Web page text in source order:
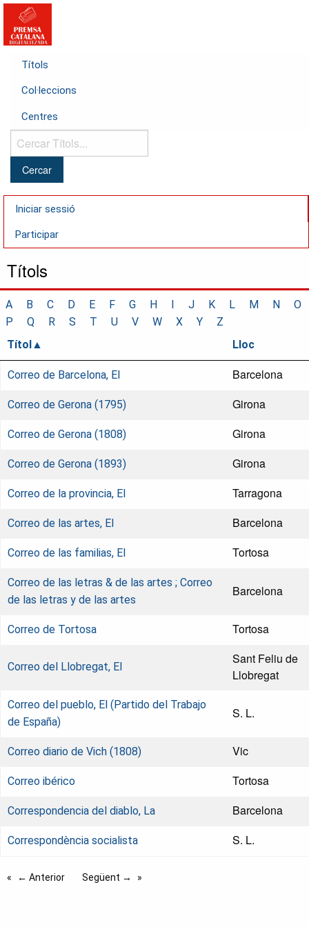
Títols
Col·leccions
Centres
Cercar
Títols...
Iniciar sessió
Participar
Títols
A B C D E F G H I J K L M N
O
P
Q R S T U V W X Y
Z
Títol
Lloc
Correo de Barcelona, El Barcelona
Correo de Gerona (1795) Girona
Correo de Gerona (1808) Girona
Correo de Gerona (1893) Girona
Correo de la provincia, El Tarragona
Correo de las artes, El Barcelona
Correo de las familias, El Tortosa
Correo de las letras & de las artes ; Correo
de las letras y de las artes
Barcelona
Correo de Tortosa Tortosa
Correo del Llobregat, El
Sant Feliu de
Llobregat
Correo del pueblo, El (Partido del Trabajo
de España)
S. L.
Correo diario de Vich (1808) Vic
Correo ibérico Tortosa
Correspondencia del diablo, La Barcelona
Correspondència socialista S. L.
← Anterior Següent →